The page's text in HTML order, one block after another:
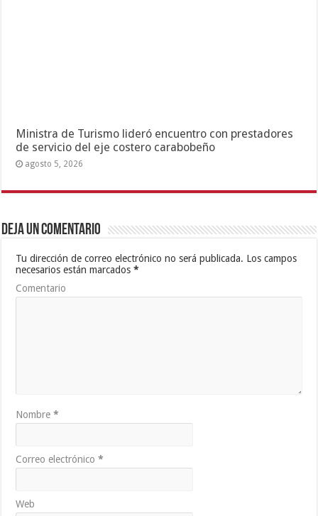
Ministra de Turismo lideró encuentro con prestadores
de servicio del eje costero carabobeño
agosto 5, 2026
Deja un comentario
Tu dirección de correo electrónico no será publicada. Los campos
necesarios están marcados*
Comentario
Nombre*
Correo electrónico*
Web